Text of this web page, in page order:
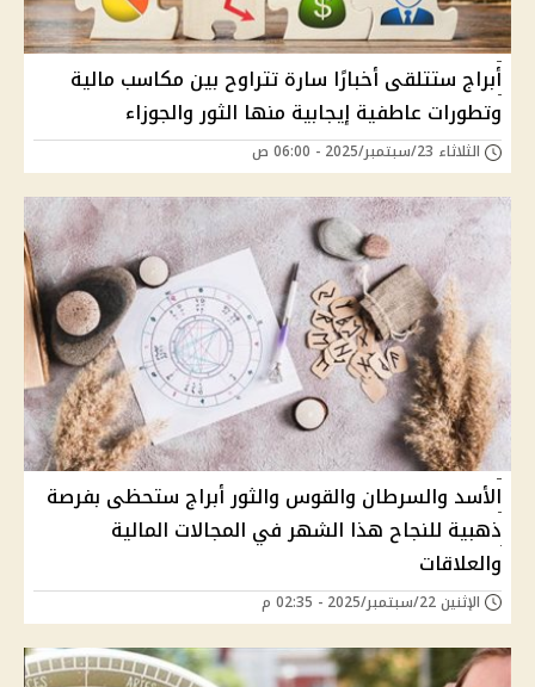
أبراج ستتلقى أخبارًا سارة تتراوح بين مكاسب مالية
وتطورات عاطفية إيجابية منها الثور والجوزاء
الثلاثاء 23/سبتمبر/2025 - 06:00 ص
الأسد والسرطان والقوس والثور أبراج ستحظى بفرصة
ذهبية للنجاح هذا الشهر في المجالات المالية
والعلاقات
الإثنين 22/سبتمبر/2025 - 02:35 م